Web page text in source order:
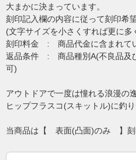
大まかに決まっています。
刻印記入欄の内容に従って刻印希
(文字サイズを小さくすれば更に多
刻印料金 : 商品代金に含まれて
返品条件 : 商品種別A(不良品及
可)
アウトドアで一度は憧れる浪漫の
ヒップフラスコ(スキットル)に釣
当商品は【 表面(凸面)のみ 】刻